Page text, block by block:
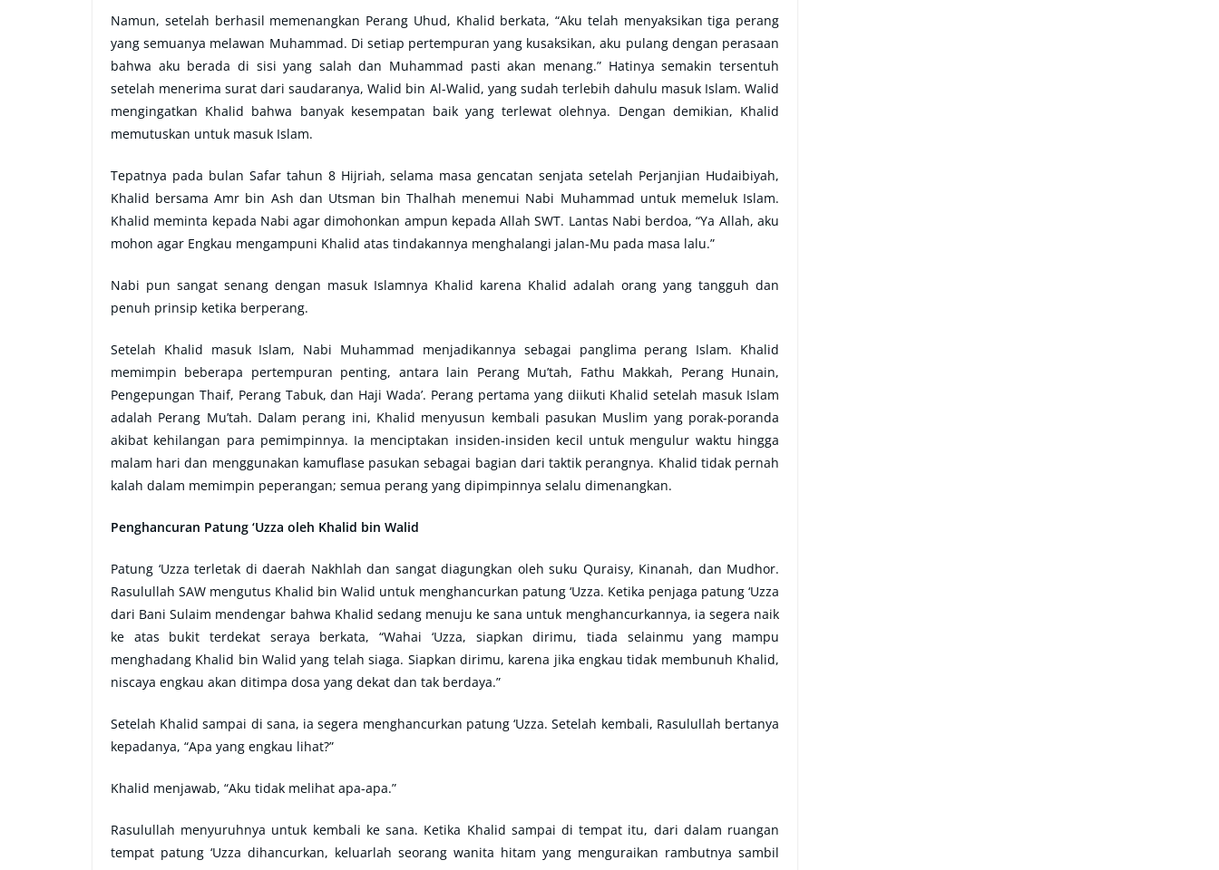
Namun, setelah berhasil memenangkan Perang Uhud, Khalid berkata, “Aku telah menyaksikan tiga perang
yang semuanya melawan Muhammad. Di setiap pertempuran yang kusaksikan, aku pulang dengan perasaan
bahwa aku berada di sisi yang salah dan Muhammad pasti akan menang.” Hatinya semakin tersentuh
setelah menerima surat dari saudaranya, Walid bin Al-Walid, yang sudah terlebih dahulu masuk Islam. Walid
mengingatkan Khalid bahwa banyak kesempatan baik yang terlewat olehnya. Dengan demikian, Khalid
memutuskan untuk masuk Islam.
Tepatnya pada bulan Safar tahun 8 Hijriah, selama masa gencatan senjata setelah Perjanjian Hudaibiyah,
Khalid bersama Amr bin Ash dan Utsman bin Thalhah menemui Nabi Muhammad untuk memeluk Islam.
Khalid meminta kepada Nabi agar dimohonkan ampun kepada Allah SWT. Lantas Nabi berdoa, “Ya Allah, aku
mohon agar Engkau mengampuni Khalid atas tindakannya menghalangi jalan-Mu pada masa lalu.”
Nabi pun sangat senang dengan masuk Islamnya Khalid karena Khalid adalah orang yang tangguh dan
penuh prinsip ketika berperang.
Setelah Khalid masuk Islam, Nabi Muhammad menjadikannya sebagai panglima perang Islam. Khalid
memimpin beberapa pertempuran penting, antara lain Perang Mu’tah, Fathu Makkah, Perang Hunain,
Pengepungan Thaif, Perang Tabuk, dan Haji Wada’. Perang pertama yang diikuti Khalid setelah masuk Islam
adalah Perang Mu’tah. Dalam perang ini, Khalid menyusun kembali pasukan Muslim yang porak-poranda
akibat kehilangan para pemimpinnya. Ia menciptakan insiden-insiden kecil untuk mengulur waktu hingga
malam hari dan menggunakan kamuflase pasukan sebagai bagian dari taktik perangnya. Khalid tidak pernah
kalah dalam memimpin peperangan; semua perang yang dipimpinnya selalu dimenangkan.
Penghancuran Patung ‘Uzza oleh Khalid bin Walid
Patung ‘Uzza terletak di daerah Nakhlah dan sangat diagungkan oleh suku Quraisy, Kinanah, dan Mudhor.
Rasulullah SAW mengutus Khalid bin Walid untuk menghancurkan patung ‘Uzza. Ketika penjaga patung ‘Uzza
dari Bani Sulaim mendengar bahwa Khalid sedang menuju ke sana untuk menghancurkannya, ia segera naik
ke atas bukit terdekat seraya berkata, “Wahai ‘Uzza, siapkan dirimu, tiada selainmu yang mampu
menghadang Khalid bin Walid yang telah siaga. Siapkan dirimu, karena jika engkau tidak membunuh Khalid,
niscaya engkau akan ditimpa dosa yang dekat dan tak berdaya.”
Setelah Khalid sampai di sana, ia segera menghancurkan patung ‘Uzza. Setelah kembali, Rasulullah bertanya
kepadanya, “Apa yang engkau lihat?”
Khalid menjawab, “Aku tidak melihat apa-apa.”
Rasulullah menyuruhnya untuk kembali ke sana. Ketika Khalid sampai di tempat itu, dari dalam ruangan
tempat patung ‘Uzza dihancurkan, keluarlah seorang wanita hitam yang menguraikan rambutnya sambil